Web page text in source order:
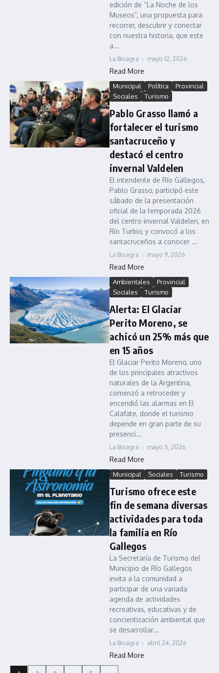
edición de “La Noche de los
Museos”, una propuesta para
recorrer, descubrir y conectar
con nuestra historia, que este
a...
La Bisagra mayo 12, 2026
Read More
Municipal Política
Provincial
Sociales
Turismo
Pablo Grasso llamó a
fortalecer el turismo
santacruceño y
destacó el centro
invernal Valdelen
El intendente de Río Gallegos,
Pablo Grasso, participó este
sábado de la presentación
oficial de la temporada 2026
del centro invernal Valdelen, en
Río Turbio, y convocó a los
santacruceños a conocer ...
La Bisagra mayo 9, 2026
Read More
Ambientales
Provincial
Sociales
Turismo
Alerta: El Glaciar
Perito Moreno, se
achicó un 25% más que
en 15 años
El Glaciar Perito Moreno, uno
de los principales atractivos
naturales de la Argentina,
comenzó a retroceder y
encendió las alarmas en El
Calafate, donde el turismo
depende en gran parte de su
presenci...
La Bisagra mayo 5, 2026
Read More
Municipal Sociales Turismo
Turismo ofrece este
fin de semana diversas
actividades para toda
la familia en Río
Gallegos
La Secretaría de Turismo del
Municipio de Río Gallegos
invita a la comunidad a
participar de una variada
agenda de actividades
recreativas, educativas y de
concientización ambiental que
se desarrollar...
La Bisagra abril 24, 2026
Read More